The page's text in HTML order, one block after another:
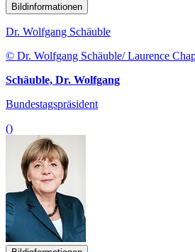
Bildinformationen
Dr. Wolfgang Schäuble
© Dr. Wolfgang Schäuble/ Laurence
Schäuble, Dr. Wolfgang
Bundestagspräsident
()